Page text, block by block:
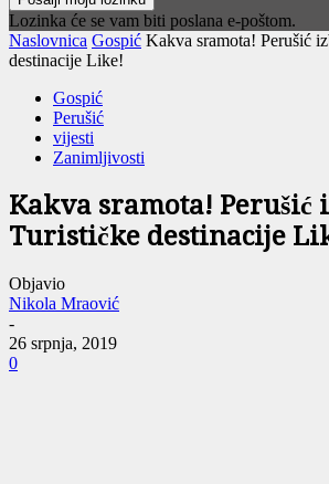
Lozinka će se vam biti poslana e-poštom.
Naslovnica Gospić Kakva sramota! Perušić
destinacije Like!
Gospić
Perušić
vijesti
Zanimljivosti
Kakva sramota! Perušić
Turističke destinacije
Objavio
Nikola Mraović
-
26 srpnja, 2019
0